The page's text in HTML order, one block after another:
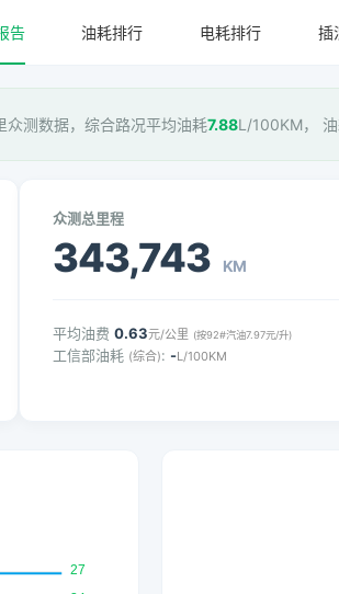
告 油耗排行 电耗排行 插
众测数据，综合路况平均油耗7.88L/100KM，
众测总里程
343,743 KM
平均油费 0.63元/公里 (按92#汽油7.97元/升)
工信部油耗 (综合): -L/100KM